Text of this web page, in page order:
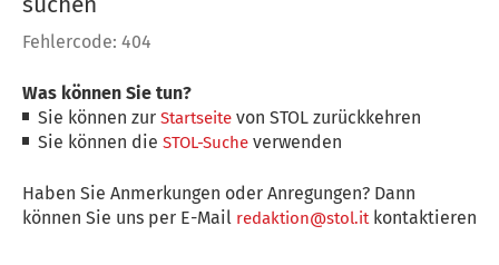
Fehlercode: 404
Was können Sie tun?
Sie können zurStartseite von STOL zurückkehren
Sie können dieSTOL-Suche verwenden
Haben Sie Anmerkungen oder Anregungen? Dann
können Sie uns per E-Mail redaktion@stol.itkontaktieren